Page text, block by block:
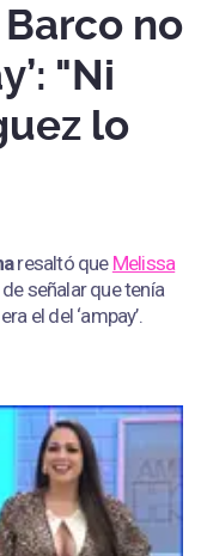
no
"Ni
lo
resaltó que Melissa
señalar que tenía
el del ‘ampay’.